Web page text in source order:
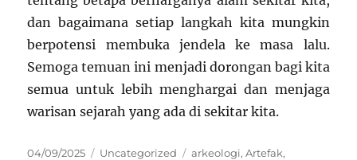
dan bagaimana setiap langkah kita mungkin
berpotensi membuka jendela ke masa lalu.
Semoga temuan ini menjadi dorongan bagi kita
semua untuk lebih menghargai dan menjaga
warisan sejarah yang ada di sekitar kita.
Posted
04/09/2025 Categories
Uncategorized Tags
arkeologi,Artefak,